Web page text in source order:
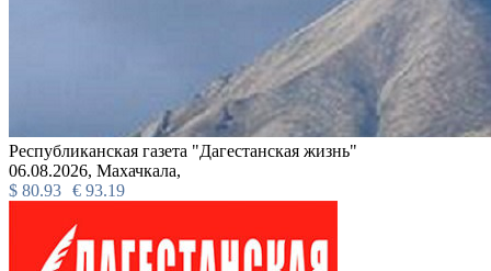
Республиканская газета "Дагестанская жизнь"
06.08.2026, Махачкала,
$ 80.93 € 93.19